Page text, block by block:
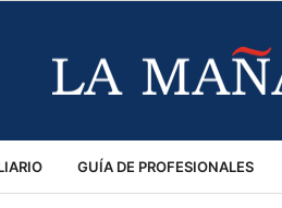
GUÍA DE PROFESIONALES